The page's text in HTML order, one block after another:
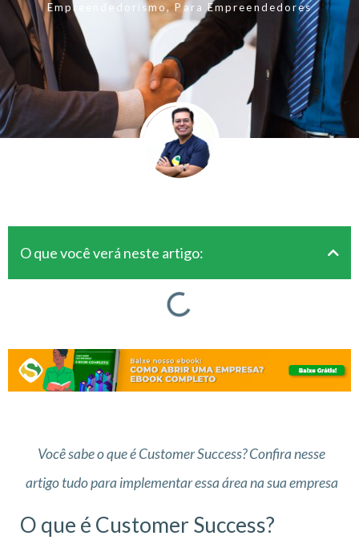
Empreendedorismo,Para Empreendedores
O que você verá neste artigo:
Você sabe o que é Customer Success? Confira nesse
artigo tudo para implementar essa área na sua empresa
O que é Customer Success?